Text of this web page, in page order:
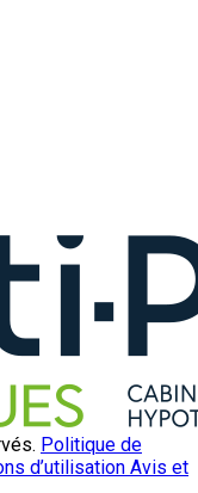
Politique de
d’utilisation Avis et